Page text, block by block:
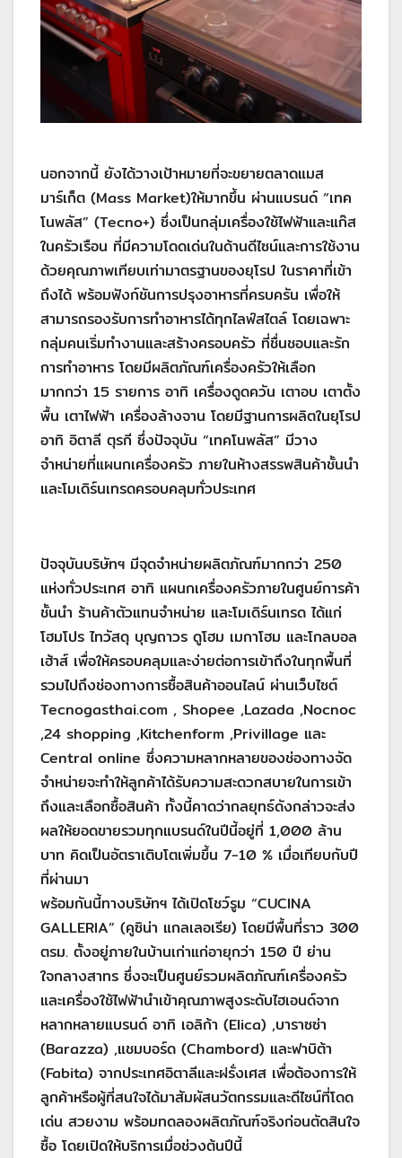
นอกจากนี้ ยังได้วางเป้าหมายที่จะขยายตลาดแมส
มาร์เก็ต (Mass Market)ให้มากขึ้น ผ่านแบรนด์ “เทค
โนพลัส” (Tecno+) ซึ่งเป็นกลุ่มเครื่องใช้ไฟฟ้าและแก๊ส
ในครัวเรือน ที่มีความโดดเด่นในด้านดีไซน์และการใช้งาน
ด้วยคุณภาพเทียบเท่ามาตรฐานของยุโรป ในราคาที่เข้า
ถึงได้ พร้อมฟังก์ชันการปรุงอาหารที่ครบครัน เพื่อให้
สามารถรองรับการทำอาหารได้ทุกไลฟ์สไตล์ โดยเฉพาะ
กลุ่มคนเริ่มทำงานและสร้างครอบครัว ที่ชื่นชอบและรัก
การทำอาหาร โดยมีผลิตภัณฑ์เครื่องครัวให้เลือก
มากกว่า 15 รายการ อาทิ เครื่องดูดควัน เตาอบ เตาตั้ง
พื้น เตาไฟฟ้า เครื่องล้างจาน โดยมีฐานการผลิตในยุโรป
อาทิ อิตาลี ตุรกี ซึ่งปัจจุบัน “เทคโนพลัส” มีวาง
จำหน่ายที่แผนกเครื่องครัว ภายในห้างสรรพสินค้าชั้นนำ
และโมเดิร์นเทรดครอบคลุมทั่วประเทศ
ปัจจุบันบริษัทฯ มีจุดจำหน่ายผลิตภัณฑ์มากกว่า 250
แห่งทั่วประเทศ อาทิ แผนกเครื่องครัวภายในศูนย์การค้า
ชั้นนำ ร้านค้าตัวแทนจำหน่าย และโมเดิร์นเทรด ได้แก่
โฮมโปร ไทวัสดุ บุญถาวร ดูโฮม เมกาโฮม และโกลบอล
เฮ้าส์ เพื่อให้ครอบคลุมและง่ายต่อการเข้าถึงในทุกพื้นที่
รวมไปถึงช่องทางการซื้อสินค้าออนไลน์ ผ่านเว็บไซต์
Tecnogasthai.com , Shopee ,Lazada ,Nocnoc
,24 shopping ,Kitchenform ,Privillage และ
Central online ซึ่งความหลากหลายของช่องทางจัด
จำหน่ายจะทำให้ลูกค้าได้รับความสะดวกสบายในการเข้า
ถึงและเลือกซื้อสินค้า ทั้งนี้คาดว่ากลยุทธ์ดังกล่าวจะส่ง
ผลให้ยอดขายรวมทุกแบรนด์ในปีนี้อยู่ที่ 1,000 ล้าน
บาท คิดเป็นอัตราเติบโตเพิ่มขึ้น 7-10 % เมื่อเทียบกับปี
ที่ผ่านมา ​
พร้อมกันนี้ทางบริษัทฯ ได้เปิดโชว์รูม “CUCINA
GALLERIA” (คูซิน่า แกลเลอเรีย) โดยมีพื้นที่ราว 300
ตรม. ตั้งอยู่ภายในบ้านเก่าแก่อายุกว่า 150 ปี ย่าน
ใจกลางสาทร ซึ่งจะเป็นศูนย์รวมผลิตภัณฑ์เครื่องครัว
และเครื่องใช้ไฟฟ้านำเข้าคุณภาพสูงระดับไฮเอนด์จาก
หลากหลายแบรนด์ อาทิ เอลิก้า (Elica) ,บาราซซ่า
(Barazza) ,แชมบอร์ด (Chambord) และฟาบิต้า
(Fabita) จากประเทศอิตาลีและฝรั่งเศส เพื่อต้องการให้
ลูกค้าหรือผู้ที่สนใจได้มาสัมผัสนวัตกรรมและดีไซน์ที่โดด
เด่น สวยงาม พร้อมทดลองผลิตภัณฑ์จริงก่อนตัดสินใจ
ซื้อ โดยเปิดให้บริการเมื่อช่วงต้นปีนี้